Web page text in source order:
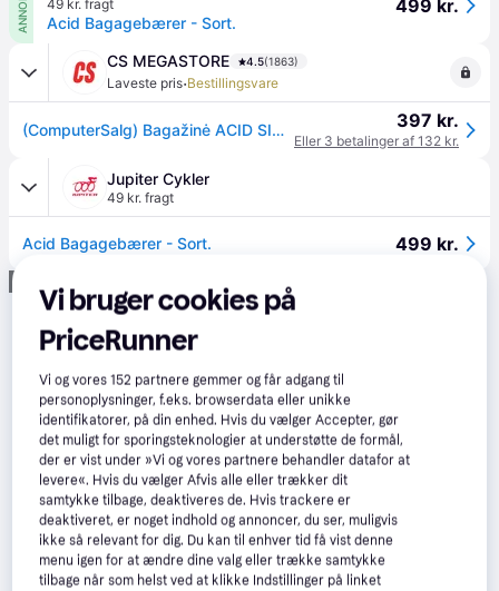
49 kr. fragt
Acid Bagagebærer - Sort.
499 kr.
CS MEGASTORE 4.5(1863)
Laveste pris·Bestillingsvare
(ComputerSalg) Bagažinė ACID SIC RILink Alu 29 397 kr.
Eller 3 betalinger af 132 kr.
Jupiter Cykler
49 kr. fragt
Acid Bagagebærer - Sort. 499 kr.
Vi bruger cookies på
PriceRunner
Vi og vores152 partnere gemmer og får adgang til
personoplysninger, f.eks. browserdata eller unikke
identifikatorer, på din enhed. Hvis du vælger Accepter, gør
det muligt for sporingsteknologier at understøtte de formål,
der er vist under »Vi og vores partnere behandler datafor at
levere«. Hvis du vælger Afvis alle eller trækker dit
samtykke tilbage, deaktiveres de. Hvis trackere er
deaktiveret, er noget indhold og annoncer, du ser, muligvis
ikke så relevant for dig. Du kan til enhver tid få vist denne
menu igen for at ændre dine valg eller trække samtykke
tilbage når som helst ved at klikke Indstillinger på linket